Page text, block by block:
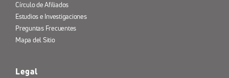
Círculo de Afiliados
Estudios e Investigaciones
Preguntas Frecuentes
Mapa del Sitio
Legal